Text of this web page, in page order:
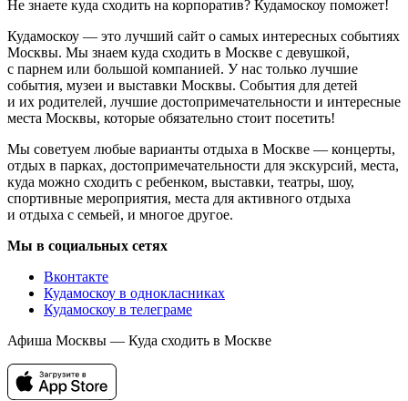
Не знаете куда сходить на корпоратив? Кудамоскоу поможет!
Кудамоскоу — это лучший сайт о самых интересных событиях
Москвы. Мы знаем куда сходить в Москве с девушкой,
с парнем или большой компанией. У нас только лучшие
события, музеи и выставки Москвы. События для детей
и их родителей, лучшие достопримечательности и интересные
места Москвы, которые обязательно стоит посетить!
Мы советуем любые варианты отдыха в Москве — концерты,
отдых в парках, достопримечательности для экскурсий, места,
куда можно сходить с ребенком, выставки, театры, шоу,
спортивные мероприятия, места для активного отдыха
и отдыха с семьей, и многое другое.
Мы в социальных сетях
Вконтакте
Кудамоскоу в однокласниках
Кудамоскоу в телеграме
Афиша Москвы — Куда сходить в Москве